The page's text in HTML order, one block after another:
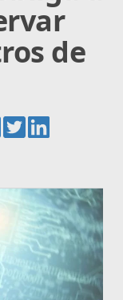
de